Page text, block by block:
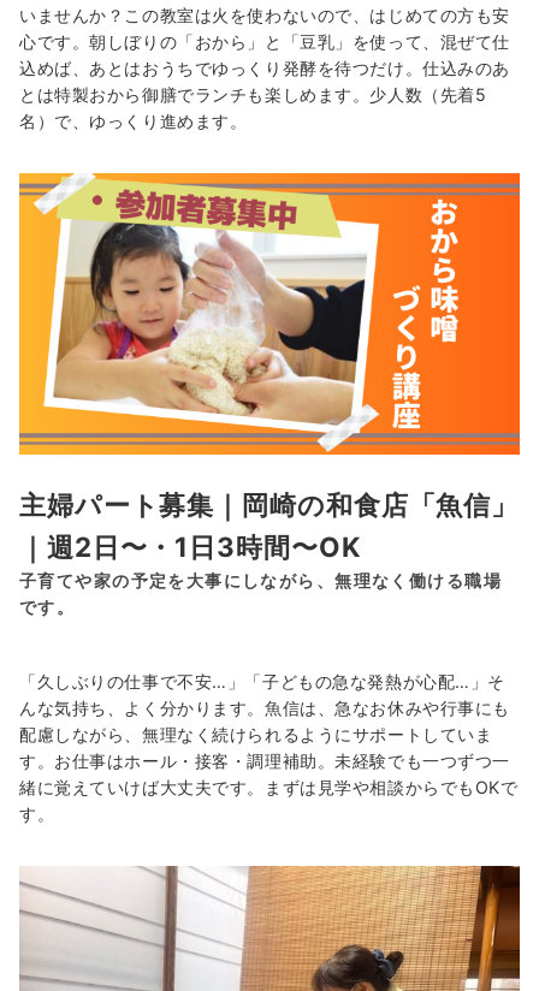
いませんか？この教室は火を使わないので、はじめての方も安
心です。朝しぼりの「おから」と「豆乳」を使って、混ぜて仕
込めば、あとはおうちでゆっくり発酵を待つだけ。仕込みのあ
とは特製おから御膳でランチも楽しめます。少人数（先着5
名）で、ゆっくり進めます。
主婦パート募集｜岡崎の和食店「魚信」
｜週2日〜・1日3時間〜OK
子育てや家の予定を大事にしながら、無理なく働ける職場
です。
「久しぶりの仕事で不安…」「子どもの急な発熱が心配…」そ
んな気持ち、よく分かります。魚信は、急なお休みや行事にも
配慮しながら、無理なく続けられるようにサポートしていま
す。お仕事はホール・接客・調理補助。未経験でも一つずつ一
緒に覚えていけば大丈夫です。まずは見学や相談からでもOKで
す。